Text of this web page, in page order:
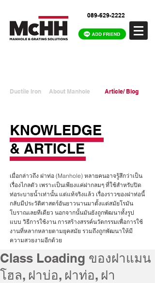
089-629-2222
Ductile Iron About Manhole Article/ Blog
KNOWLEDGE
& ARTICLE
เมื่อกล่าวถึง ฝาท่อ (Manhole) หลายคนอาจรู้สึกว่าเป็น
เรื่องไกลตัว เพราะเป็นเพียงแค่ฝากลมๆ ที่ใช้สำหรับปิด
ท่อระบายน้ำเท่านั้น แต่แท้จริงแล้ว เรื่องราวของฝาท่อนี้
กลับมีประวัติศาสตร์อันยาวนานมาตั้งแต่สมัยโรมัน
โบราณเลยทีเดียว นอกจากนั้นมันยังถูกพัฒนาทั้งรูป
แบบ วิธีการใช้งาน การสร้างสรรค์นวัตกรรมเพื่อการใช้
งานที่หลากหลายตามยุคสมัย รวมถึงถูกพัฒนาให้มี
ความสวยงามอีกด้วย
Class Loading ของฝาแมน
โฮล, ฝาบ่อ, ฝาท่อ, ฝา